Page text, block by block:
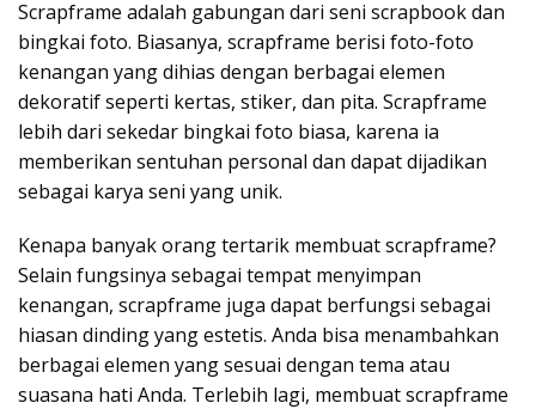
Scrapframe adalah gabungan dari seni scrapbook dan
bingkai foto. Biasanya, scrapframe berisi foto-foto
kenangan yang dihias dengan berbagai elemen
dekoratif seperti kertas, stiker, dan pita. Scrapframe
lebih dari sekedar bingkai foto biasa, karena ia
memberikan sentuhan personal dan dapat dijadikan
sebagai karya seni yang unik.
Kenapa banyak orang tertarik membuat scrapframe?
Selain fungsinya sebagai tempat menyimpan
kenangan, scrapframe juga dapat berfungsi sebagai
hiasan dinding yang estetis. Anda bisa menambahkan
berbagai elemen yang sesuai dengan tema atau
suasana hati Anda. Terlebih lagi, membuat scrapframe